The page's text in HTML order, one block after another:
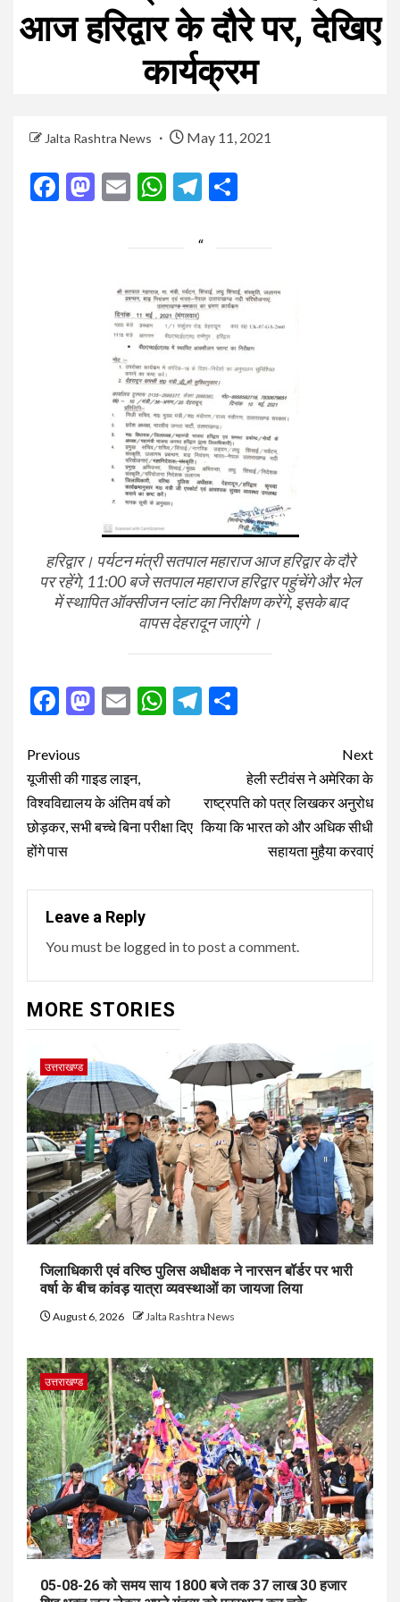
आज हरिद्वार के दौरे पर, देखिए
कार्यक्रम
Jalta Rashtra News May 11, 2021
Facebook
Mastodon
EmailWhatsApp
Telegram
हरिद्वार। पर्यटन मंत्री सतपाल महाराज आज हरिद्वार के दौरे
पर रहेंगे, 11:00 बजे सतपाल महाराज हरिद्वार पहुंचेंगे और भेल
में स्थापित ऑक्सीजन प्लांट का निरीक्षण करेंगे, इसके बाद
वापस देहरादून जाएंगे ।
Facebook
Mastodon
EmailWhatsApp
Telegram
Post
navigation
Previous
यूजीसी की गाइड लाइन,
विश्वविद्यालय के अंतिम वर्ष को
छोड़कर, सभी बच्चे बिना परीक्षा दिए
होंगे पास
Next
हेली स्टीवंस ने अमेरिका के
राष्ट्रपति को पत्र लिखकर अनुरोध
किया कि भारत को और अधिक सीधी
सहायता मुहैया करवाएं
Leave a Reply
You must be logged into post a comment.
MORE STORIES
उत्तराखण्ड
जिलाधिकारी एवं वरिष्ठ पुलिस अधीक्षक ने नारसन बॉर्डर पर भारी
वर्षा के बीच कांवड़ यात्रा व्यवस्थाओं का जायजा लिया
August 6, 2026 Jalta Rashtra News
उत्तराखण्ड
05-08-26 को समय साय 1800 बजे तक 37 लाख 30 हजार